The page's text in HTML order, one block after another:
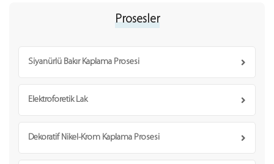
Prosesler
Siyanürlü Bakır Kaplama Prosesi
Elektroforetik Lak
Dekoratif Nikel-Krom Kaplama Prosesi